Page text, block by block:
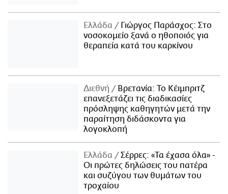
Ελλάδα
Γιώργος Παράσχος: Στο
νοσοκομείο ξανά ο ηθοποιός για
θεραπεία κατά του καρκίνου
Διεθνή
Βρετανία: Το Κέιμπριτζ
επανεξετάζει τις διαδικασίες
πρόσληψης καθηγητών μετά την
παραίτηση διδάσκοντα για
λογοκλοπή
Ελλάδα
Σέρρες: «Τα έχασα όλα» -
Οι πρώτες δηλώσεις του πατέρα
και συζύγου των θυμάτων του
τροχαίου